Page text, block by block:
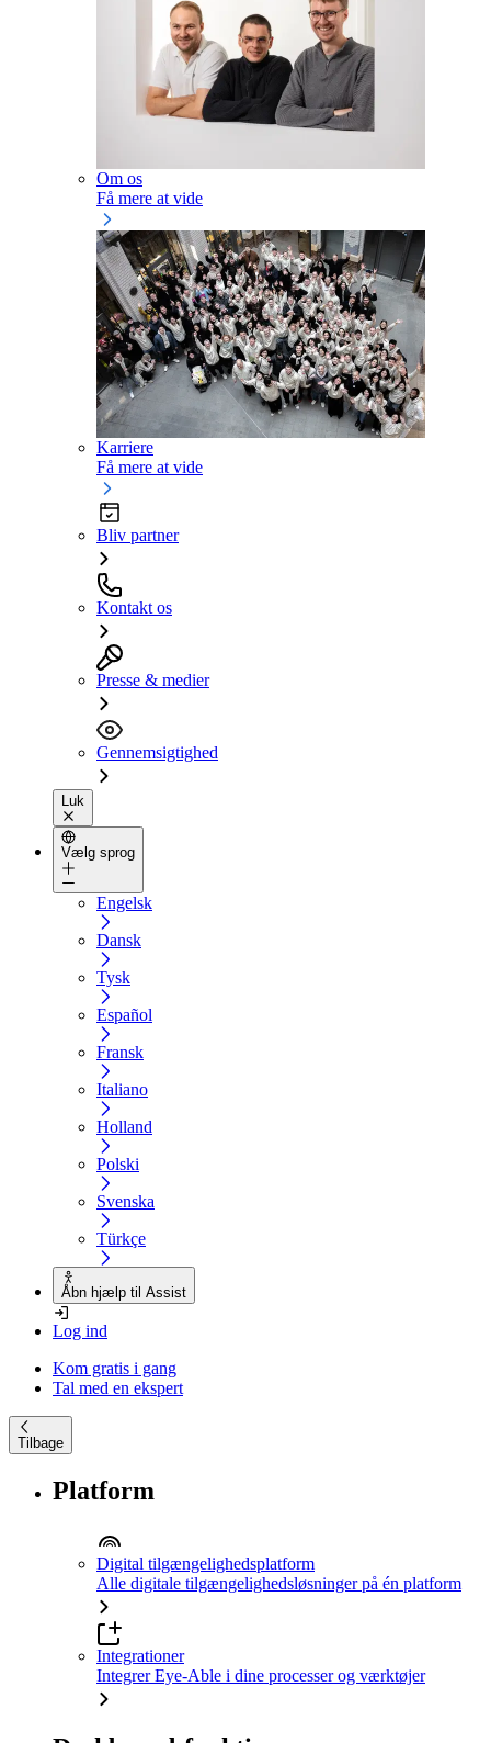
Om os
Få mere at vide
Karriere
Få mere at vide
Bliv partner
Kontakt os
Presse & medier
Gennemsigtighed
Luk
Vælg sprog
Engelsk
Dansk
Tysk
Español
Fransk
Italiano
Holland
Polski
Svenska
Türkçe
Åbn hjælp til Assist
Log ind
Kom gratis i gang
Tal med en ekspert
Tilbage
Platform
Digital tilgængelighedsplatform
Alle digitale tilgængelighedsløsninger på én platform
Integrationer
Integrer Eye-Able i dine processer og værktøjer